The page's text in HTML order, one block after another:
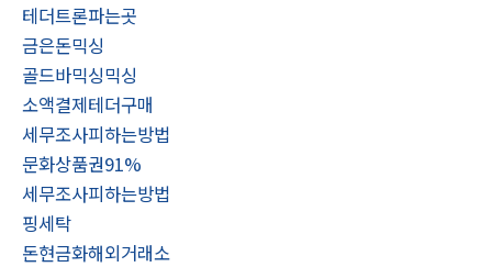
테더트론파는곳
금은돈믹싱
골드바믹싱믹싱
소액결제테더구매
세무조사피하는방법
문화상품권91%
세무조사피하는방법
핑세탁
돈현금화해외거래소